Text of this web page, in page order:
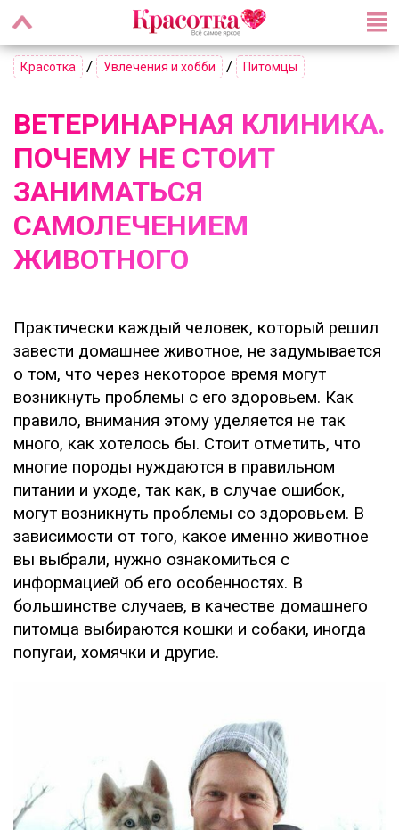
Красотка / Увлечения и хобби / Питомцы
ВЕТЕРИНАРНАЯ КЛИНИКА.
ПОЧЕМУ НЕ СТОИТ
ЗАНИМАТЬСЯ
САМОЛЕЧЕНИЕМ
ЖИВОТНОГО
Практически каждый человек, который решил
завести домашнее животное, не задумывается
о том, что через некоторое время могут
возникнуть проблемы с его здоровьем. Как
правило, внимания этому уделяется не так
много, как хотелось бы. Стоит отметить, что
многие породы нуждаются в правильном
питании и уходе, так как, в случае ошибок,
могут возникнуть проблемы со здоровьем. В
зависимости от того, какое именно животное
вы выбрали, нужно ознакомиться с
информацией об его особенностях. В
большинстве случаев, в качестве домашнего
питомца выбираются кошки и собаки, иногда
попугаи, хомячки и другие.